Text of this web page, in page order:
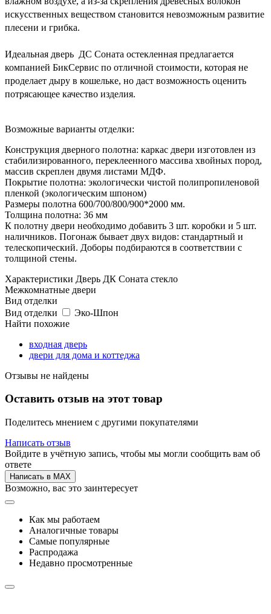
искусственных веществом становится невозможным развитие
плесени и грибка.
Идеальная дверь ДС Соната остекленная предлагается
компанией БикСервис по отличной стоимости, которая не
проделает дыру в кошельке, но даст возможность оценить
потрясающее качество изделия.
Возможные варианты отделки:
Конструкция дверного полотна: каркас двери изготовлен из
стабилизированного, переклеенного массива хвойных пород,
массив скреплен двумя листами МДФ.
Покрытие полотна: экологически чистой полипропиленовой
пленкой (экологическим шпоном)
Размеры полотна 600/700/800/900*2000 мм.
Толщина полотна: 36 мм
К полотну двери необходимо добавить 3 шт. коробки и 5 шт.
наличников. Погонаж бывает двух видов: стандартный и
телескопический. Доборы подбираются в соответствии с
толщиной стены.
Характеристики Дверь ДК Соната стекло
Межкомнатные двери
Вид отделки
Вид отделки
Эко-Шпон
Найти похожие
входная дверь
двери для дома и коттеджа
Отзывы не найдены
Оставить отзыв на этот товар
Поделитесь мнением с другими покупателями
Написать отзыв
Войдите в учётную запись, чтобы мы могли сообщить вам об
ответе
Написать в MAX
Возможно, вас это заинтересует
Как мы работаем
Аналогичные товары
Самые популярные
Распродажа
Недавно просмотренные